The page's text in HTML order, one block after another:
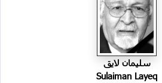
سليمان لايق
Sulaiman Layeq